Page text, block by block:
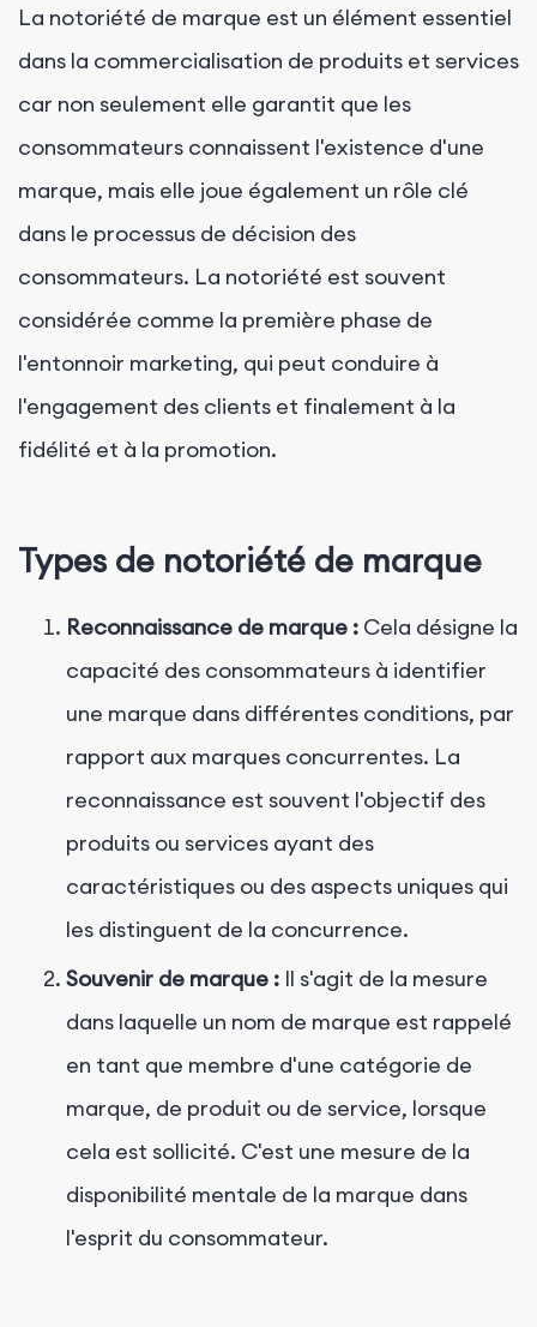
La notoriété de marque est un élément essentiel
dans la commercialisation de produits et services
car non seulement elle garantit que les
consommateurs connaissent l'existence d'une
marque, mais elle joue également un rôle clé
dans le processus de décision des
consommateurs. La notoriété est souvent
considérée comme la première phase de
l'entonnoir marketing, qui peut conduire à
l'engagement des clients et finalement à la
fidélité et à la promotion.
Types de notoriété de marque
Reconnaissance de marque : Cela désigne la
capacité des consommateurs à identifier
une marque dans différentes conditions, par
rapport aux marques concurrentes. La
reconnaissance est souvent l'objectif des
produits ou services ayant des
caractéristiques ou des aspects uniques qui
les distinguent de la concurrence.
Souvenir de marque : Il s'agit de la mesure
dans laquelle un nom de marque est rappelé
en tant que membre d'une catégorie de
marque, de produit ou de service, lorsque
cela est sollicité. C'est une mesure de la
disponibilité mentale de la marque dans
l'esprit du consommateur.